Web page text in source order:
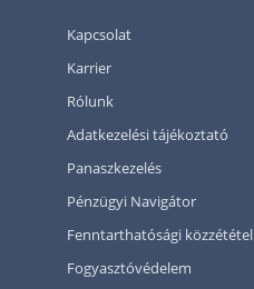
Kapcsolat
Karrier
Rólunk
Adatkezelési tájékoztató
Panaszkezelés
Pénzügyi Navigátor
Fenntarthatósági közzététel
Fogyasztóvédelem